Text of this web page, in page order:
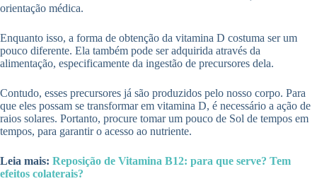
orientação médica.
Enquanto isso, a forma de obtenção da vitamina D costuma ser um
pouco diferente. Ela também pode ser adquirida através da
alimentação, especificamente da ingestão de precursores dela.
Contudo, esses precursores já são produzidos pelo nosso corpo. Para
que eles possam se transformar em vitamina D, é necessário a ação de
raios solares. Portanto, procure tomar um pouco de Sol de tempos em
tempos, para garantir o acesso ao nutriente.
Leia mais: Reposição de Vitamina B12: para que serve? Tem
efeitos colaterais?